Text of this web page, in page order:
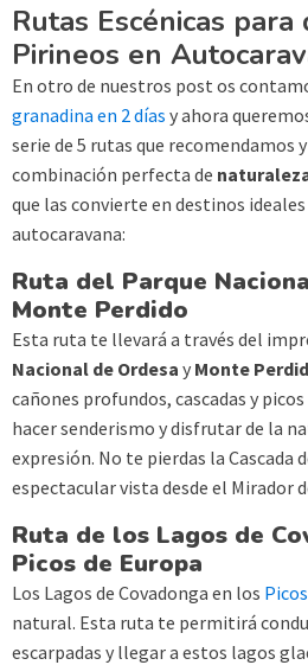
Rutas Escénicas
Pirineos en
En otro de nuestros post os
granadina en 2 días y ahora
serie de 5 rutas que recomendamos
combinación perfecta de
que las convierte en destinos
autocaravana:
Ruta del Parque
Monte Perdido
Esta ruta te llevará a través del
Nacional de Ordesa y Monte
cañones profundos, cascadas y
hacer senderismo y disfrutar de la
expresión. No te pierdas la Cascada
espectacular vista desde el Mirador
Ruta de los Lagos de
Picos de Europa
Los Lagos de Covadonga en los
natural. Esta ruta te permitirá
escarpadas y llegar a estos lagos